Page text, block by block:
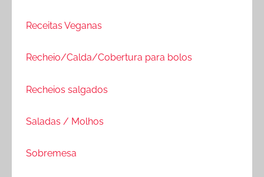
Receitas Veganas
Recheio/Calda/Cobertura para bolos
Recheios salgados
Saladas / Molhos
Sobremesa